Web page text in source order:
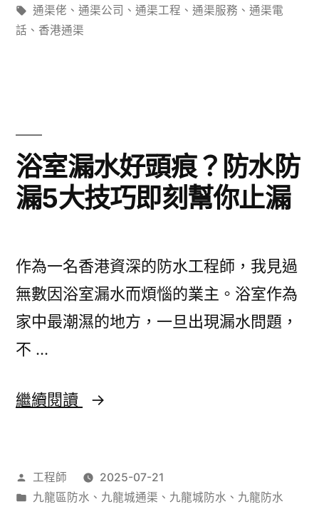
技：
點
壓
水
槍
潔
地
下
標
籤:
通渠佬 、 通渠公司 、 通渠工程 、 通渠服務 、 通渠電
話 、 香港通渠
浴室漏水好頭痕？防水防
漏5大技巧即刻幫你止漏
作為一名香港資深的防水工程師，我見過
無數因浴室漏水而煩惱的業主。浴室作為
家中最潮濕的地方，一旦出現漏水問題，
不 …
繼續閱讀
浴
水
作
者：
工程師
2025-07-21
分
九龍區防水 、 九龍城通渠 、 九龍城防水 、 九龍防水